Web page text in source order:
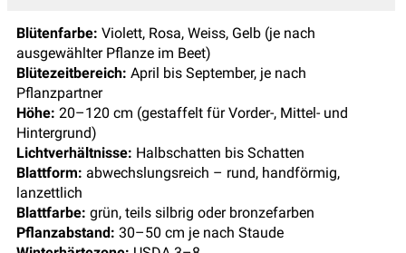
Blütenfarbe: Violett, Rosa, Weiss, Gelb (je nach
ausgewählter Pflanze im Beet)
Blütezeitbereich: April bis September, je nach
Pflanzpartner
Höhe: 20–120 cm (gestaffelt für Vorder-, Mittel- und
Hintergrund)
Lichtverhältnisse: Halbschatten bis Schatten
Blattform: abwechslungsreich – rund, handförmig,
lanzettlich
Blattfarbe: grün, teils silbrig oder bronzefarben
Pflanzabstand: 30–50 cm je nach Staude